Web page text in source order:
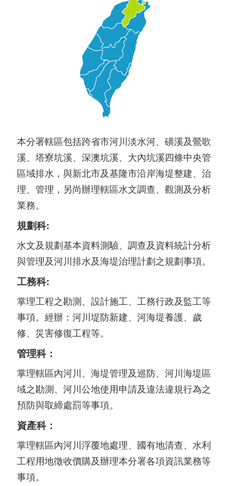
本分署轄區包括跨省市河川淡水河、磺溪及鶯歌
溪、塔寮坑溪、深澳坑溪、大內坑溪四條中央管
區域排水，與新北市及基隆市沿岸海堤整建、治
理、管理，另尚辦理轄區水文調查、觀測及分析
業務。
規劃科:
水文及規劃基本資料測驗、調查及資料統計分析
與管理及河川排水及海堤治理計劃之規劃事項。
工務科:
掌理工程之勘測、設計施工、工務行政及監工等
事項。經辦：河川堤防新建、河海堤養護、歲
修、災害修復工程等。
管理科：
掌理轄區內河川、海堤管理及巡防、河川海堤區
域之勘測、河川公地使用申請及違法違規行為之
預防與取締處罰等事項。
資產科：
掌理轄區內河川浮覆地處理、國有地清查、水利
工程用地徵收價購及辦理本分署各項資訊業務等
事項。